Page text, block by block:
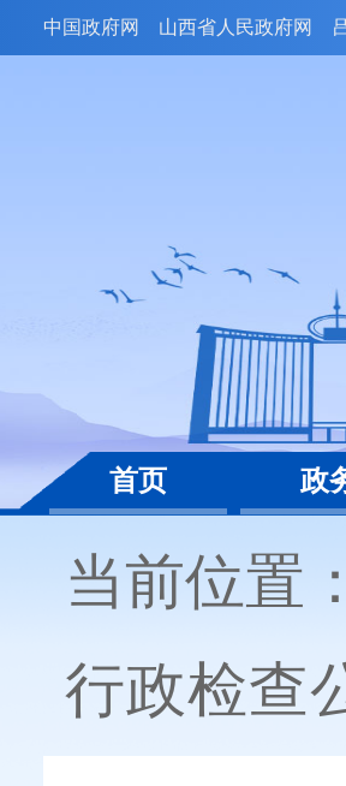
中国政府网 山西省人民政府网
首页 政
当前位置
行政检查